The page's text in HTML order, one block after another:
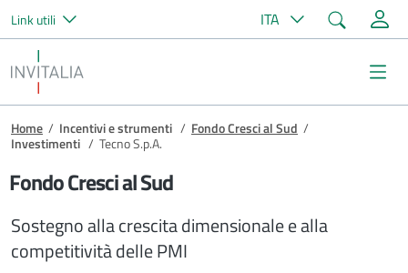
Salta al contenuto principale
Link utili ITA Cerca
Invitalia
Briciole di pane
Home / Incentivi e strumenti / Fondo Cresci al Sud /
Investimenti / Tecno S.p.A.
Fondo Cresci al Sud
Sostegno alla crescita dimensionale e alla
competitività delle PMI